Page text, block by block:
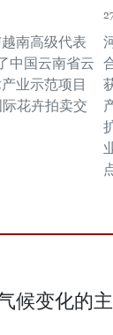
南高级代表
中国云南省云
业示范项目
际花卉拍卖交
候变化的